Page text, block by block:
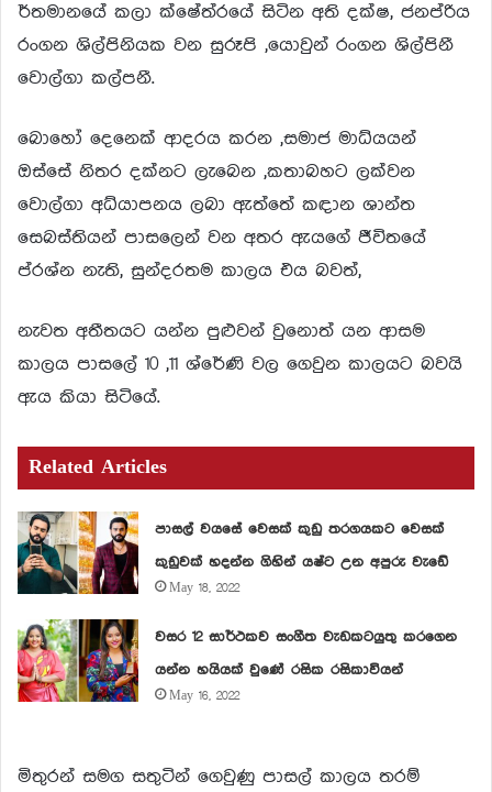
ර්තමානයේ කලා ක්ෂේත්රයේ සිටින අති දක්ෂ, ජනප්රිය
රංගන ශිල්පිනියක වන සුරූපි ,යොවුන් රංගන ශිල්පිනී
වොල්ගා කල්පනී.
බොහෝ දෙනෙක් ආදරය කරන ,සමාජ මාධ්යයන්
ඔස්සේ නිතර දක්නට ලැබෙන ,කතාබහට ලක්වන
වොල්ගා අධ්යාපනය ලබා ඇත්තේ කඳාන ශාන්ත
සෙබස්තියන් පාසලෙන් වන අතර ඇයගේ ජීවිතයේ
ප්රශ්න නැති, සුන්දරතම කාලය එය බවත්,
නැවත අතීතයට යන්න පුළුවන් වුනොත් යන ආසම
කාලය පාසලේ 10 ,11 ශ්රේණි වල ගෙවුන කාලයට බවයි
ඇය කියා සිටියේ.
Related Articles
පාසල් වයසේ වෙසක් කුඩු තරගයකට වෙසක්
කුඩුවක් හදන්න ගිහින් යෂ්ට උන අපුරු වැඩේ
May 18, 2022
වසර 12 සාර්ථකව සංගීත වැඩකටයුතු කරගෙන
යන්න හයියක් වුණේ රසික රසිකාවියන්
May 16, 2022
මිතුරන් සමග සතුටින් ගෙවුණු පාසල් කාලය තරම්